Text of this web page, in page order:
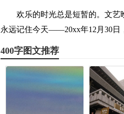
欢乐的时光总是短暂的。文
永远记住今天——20xx年12月30日
400字图文推荐